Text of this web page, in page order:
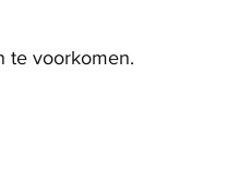
te voorkomen.